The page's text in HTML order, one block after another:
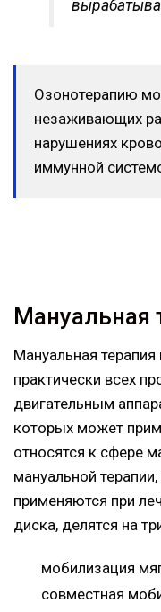
Озонотерапию
незаживающих
нарушениях
иммунной
Мануальная
Мануальная
практически всех
двигательным
которых может
относятся к сфере
мануальной
применяются при
диска, делятся на
мобилизация
совместная